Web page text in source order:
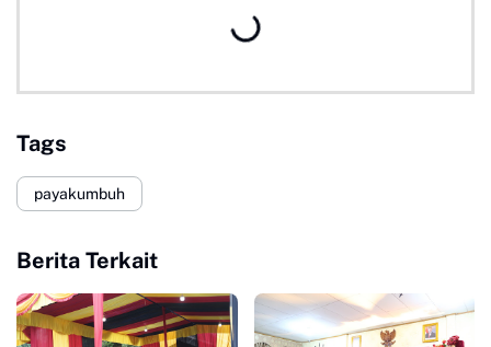
Tags
payakumbuh
Berita Terkait